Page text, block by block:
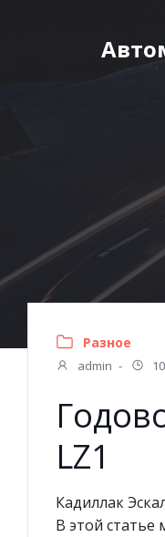
Разное
admin -
LZ1
Кадиллак
В этой